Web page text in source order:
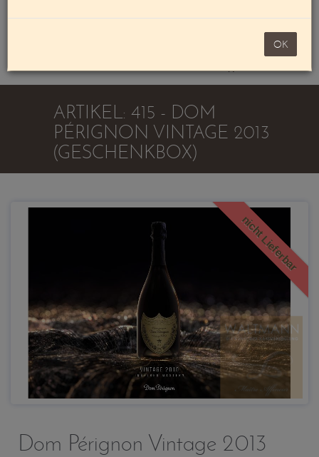
noch 100,00 €
Warenkorb
OK
ARTIKEL: 415 - DOM
PÉRIGNON VINTAGE 2013
(GESCHENKBOX)
nicht Lieferbar
Dom Pérignon Vintage 2013